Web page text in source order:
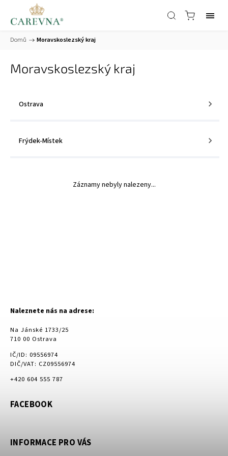
Domů / Moravskoslezský kraj
Moravskoslezský kraj
Ostrava
Frýdek-Místek
Záznamy nebyly nalezeny...
Naleznete nás na adrese:
Na Jánské 1733/25
710 00 Ostrava
IČ/ID: 09556974
DIČ/VAT: CZ09556974
+420 604 555 787
FACEBOOK
INFORMACE PRO VÁS